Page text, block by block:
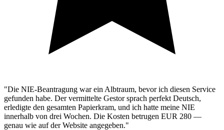
"Die NIE-Beantragung war ein Albtraum, bevor ich diesen Service
gefunden habe. Der vermittelte Gestor sprach perfekt Deutsch,
erledigte den gesamten Papierkram, und ich hatte meine NIE
innerhalb von drei Wochen. Die Kosten betrugen EUR 280 —
genau wie auf der Website angegeben."